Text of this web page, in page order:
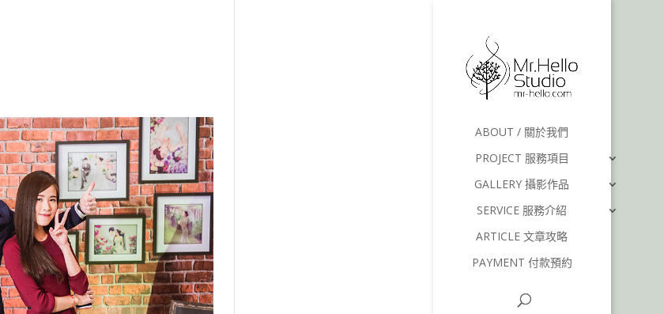
ABOUT / 關於我們
PROJECT 服務項目
GALLERY 攝影作品
SERVICE 服務介紹
ARTICLE 文章攻略
PAYMENT 付款預約